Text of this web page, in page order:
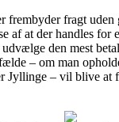
frembyder fragt uden
af at der handles for
den mest
– om man
Jyllinge – vil blive at